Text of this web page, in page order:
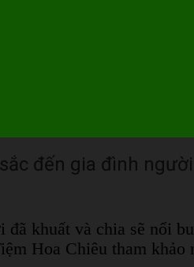
đến gia đình
khuất và chia sẽ nổi
Hoa Chiêu tham khảo